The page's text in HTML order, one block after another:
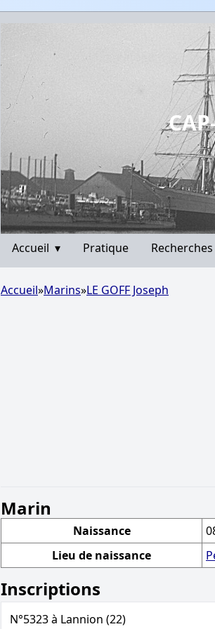
Accueil ▾ Pratique Recherches
Accueil»Marins»LE GOFF Joseph
Marin
Naissance
Lieu de naissance
Inscriptions
N°5323 à Lannion (22)